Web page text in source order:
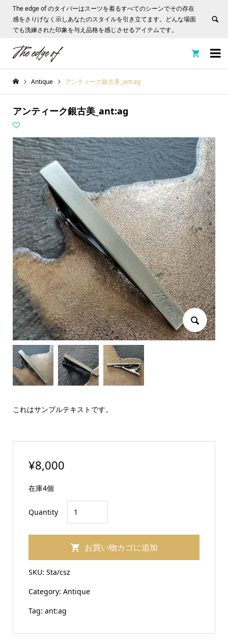
The edge of のタイバーはスーツを着るすべてのシーンでその存在
感をさりげなく示しあなたのスタイルを引き立てます。どんな場面
でも洗練された印象を与え品格を感じさせるアイテムです。


Antique アンティーク銀古美_ant:ag
アンティーク銀古美_ant:ag
これはサンプルテキストです。
¥8,000
在庫4個
Quantity
ン
テ
ィ
ク
銀
_ant:ag
お買い物カゴに追加
SKU: Sta/csz
Category: Antique
Tag: ant:ag